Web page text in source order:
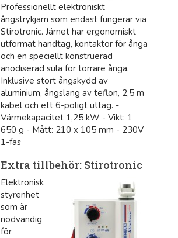
Professionellt elektroniskt
ångstrykjärn som endast fungerar via
Stirotronic. Järnet har ergonomiskt
utformat handtag, kontaktor för ånga
och en speciellt konstruerad
anodiserad sula för torrare ånga.
Inklusive stort ångskydd av
aluminium, ångslang av teflon, 2,5 m
kabel och ett 6-poligt uttag. -
Värmekapacitet 1,25 kW - Vikt: 1
650 g - Mått: 210 x 105 mm - 230V
1-fas
Extra tillbehör: Stirotronic
Elektronisk
styrenhet
som är
nödvändig
för